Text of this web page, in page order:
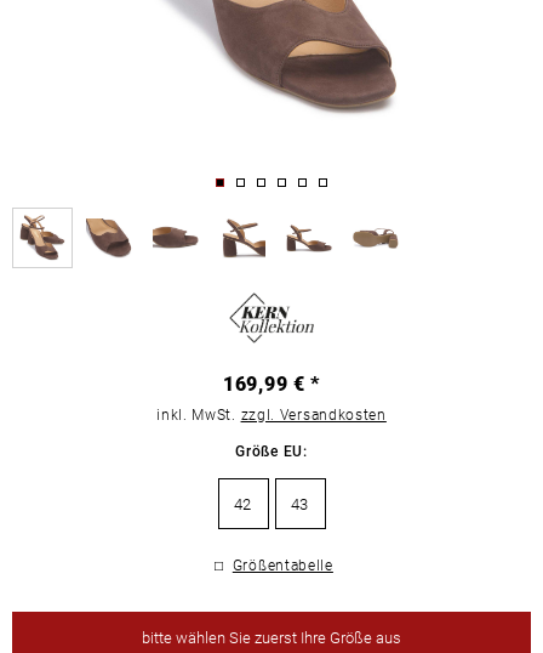
169,99 € *
inkl. MwSt. zzgl. Versandkosten
Größe EU:
42 43
Größentabelle
bittewählen Sie zuerst Ihre Größe aus